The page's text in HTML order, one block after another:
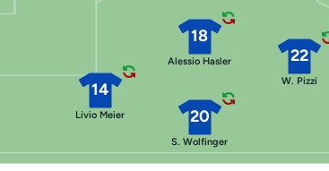
14
Livio Meier
18
Alessio Hasler
20
S. Wolfinger
22
W. Pizzi